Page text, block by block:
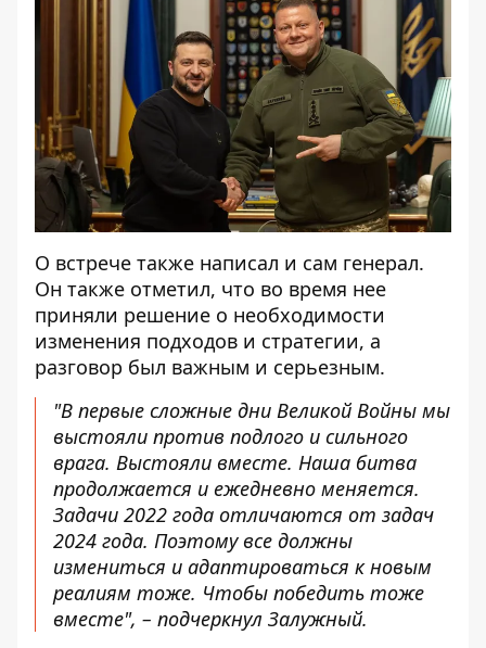
О встрече также написал и сам генерал.
Он также отметил, что во время нее
приняли решение о необходимости
изменения подходов и стратегии, а
разговор был важным и серьезным.
"В первые сложные дни Великой Войны мы
выстояли против подлого и сильного
врага. Выстояли вместе. Наша битва
продолжается и ежедневно меняется.
Задачи 2022 года отличаются от задач
2024 года. Поэтому все должны
измениться и адаптироваться к новым
реалиям тоже. Чтобы победить тоже
вместе", – подчеркнул Залужный.